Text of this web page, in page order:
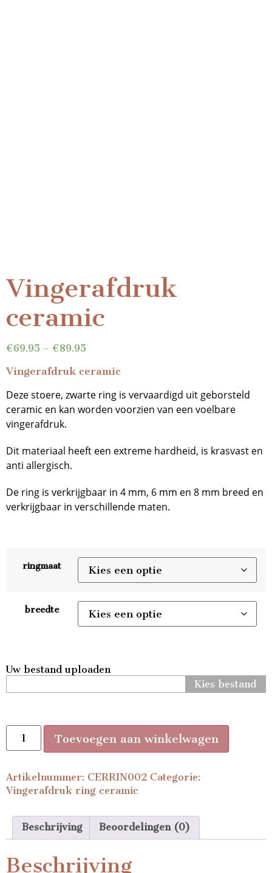
Vingerafdruk
ceramic
€69.95 – €89.95
Vingerafdruk ceramic
Deze stoere, zwarte ring is vervaardigd uit geborsteld
ceramic en kan worden voorzien van een voelbare
vingerafdruk.
Dit materiaal heeft een extreme hardheid, is krasvast en
anti allergisch.
De ring is verkrijgbaar in 4 mm, 6 mm en 8 mm breed en
verkrijgbaar in verschillende maten.
ringmaat
breedte
Uw bestand uploaden
Kies bestand
Toevoegen aan winkelwagen
Artikelnummer: CERRIN002 Categorie:
Vingerafdruk ring ceramic
Beschrijving Beoordelingen (0)
Beschrijving